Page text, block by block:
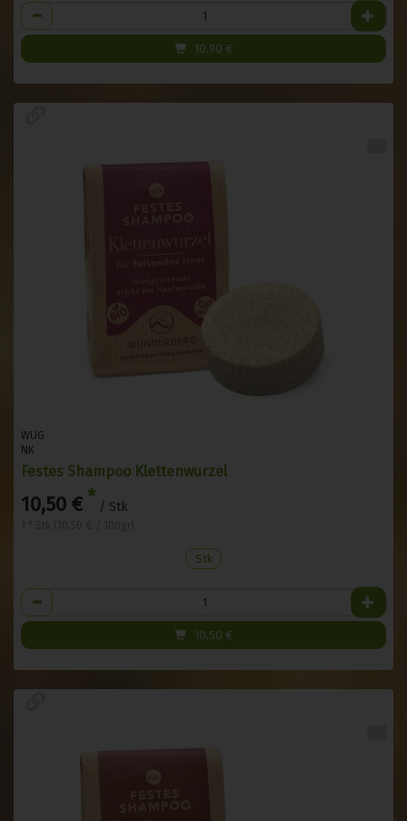
Anzahl
10,90 €
WUG
NK
Festes Shampoo Klettenwurzel
10,50 € * / Stk
Stk
Anzahl
10,50 €